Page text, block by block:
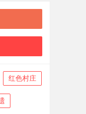
红色村庄